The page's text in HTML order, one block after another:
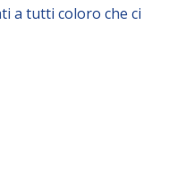
a tutti coloro che ci